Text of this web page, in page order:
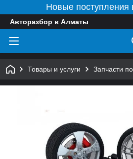
Новые поступления
Авторазбор в Алматы
Товары и услуги Запчасти